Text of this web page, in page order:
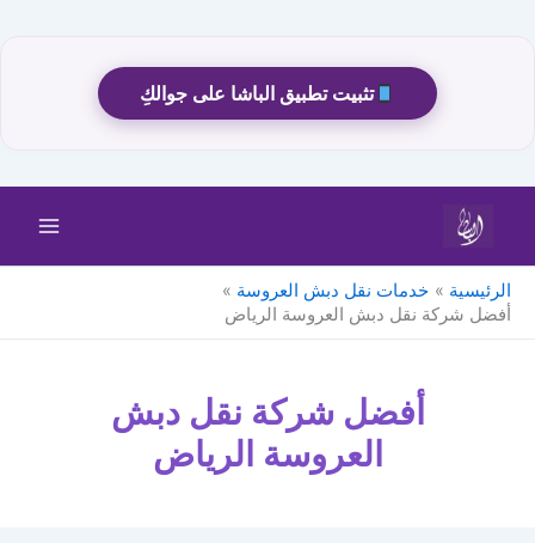
تثبيت تطبيق الباشا على جوالكِ
الرئيسية
خدمات نقل دبش العروسة
أفضل شركة نقل دبش العروسة الرياض
أفضل شركة نقل دبش
العروسة الرياض